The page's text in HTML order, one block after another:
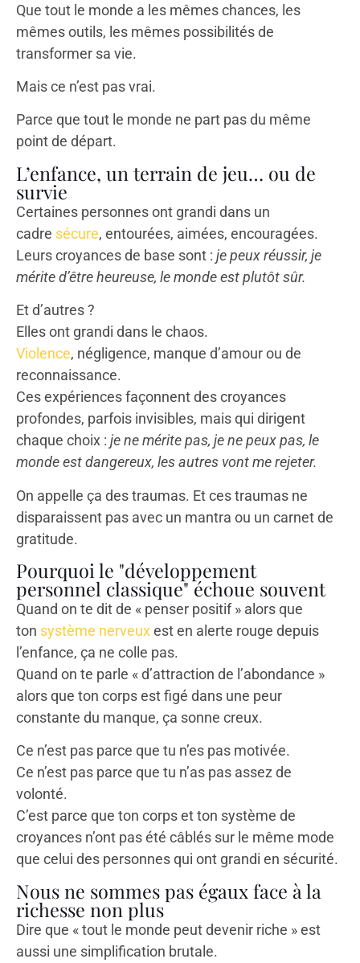
Que tout le monde a les mêmes chances, les
mêmes outils, les mêmes possibilités de
transformer sa vie.
Mais ce n’est pas vrai.
Parce que tout le monde ne part pas du même
point de départ.
L’enfance, un terrain de jeu… ou de
survie
Certaines personnes ont grandi dans un
cadre sécure, entourées, aimées, encouragées.
Leurs croyances de base sont : je peux réussir, je
mérite d’être heureuse, le monde est plutôt sûr.
Et d’autres ?
Elles ont grandi dans le chaos.
Violence, négligence, manque d’amour ou de
reconnaissance.
Ces expériences façonnent des croyances
profondes, parfois invisibles, mais qui dirigent
chaque choix : je ne mérite pas, je ne peux pas, le
monde est dangereux, les autres vont me rejeter.
On appelle ça des traumas. Et ces traumas ne
disparaissent pas avec un mantra ou un carnet de
gratitude.
Pourquoi le "développement
personnel classique" échoue souvent
Quand on te dit de « penser positif » alors que
ton système nerveuxest en alerte rouge depuis
l’enfance, ça ne colle pas.
Quand on te parle « d’attraction de l’abondance »
alors que ton corps est figé dans une peur
constante du manque, ça sonne creux.
Ce n’est pas parce que tu n’es pas motivée.
Ce n’est pas parce que tu n’as pas assez de
volonté.
C’est parce que ton corps et ton système de
croyances n’ont pas été câblés sur le même mode
que celui des personnes qui ont grandi en sécurité.
Nous ne sommes pas égaux face à la
richesse non plus
Dire que « tout le monde peut devenir riche » est
aussi une simplification brutale.